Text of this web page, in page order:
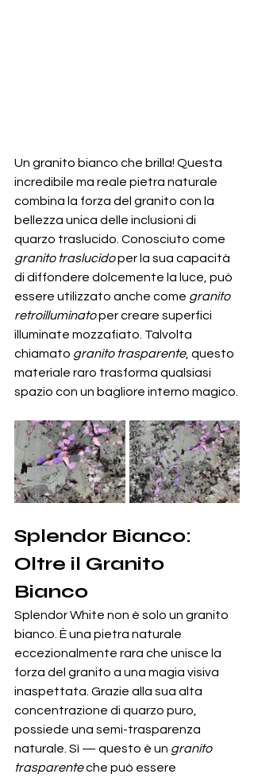
Un granito bianco che brilla! Questa
incredibile ma reale pietra naturale
combina la forza del granito con la
bellezza unica delle inclusioni di
quarzo traslucido. Conosciuto come
granito traslucido per la sua capacità
di diffondere dolcemente la luce, può
essere utilizzato anche come granito
retroilluminato per creare superfici
illuminate mozzafiato. Talvolta
chiamato granito trasparente, questo
materiale raro trasforma qualsiasi
spazio con un bagliore interno magico.
Splendor Bianco:
Oltre il Granito
Bianco
Splendor White non è solo un granito
bianco. È una pietra naturale
eccezionalmente rara che unisce la
forza del granito a una magia visiva
inaspettata. Grazie alla sua alta
concentrazione di quarzo puro,
possiede una semi-trasparenza
naturale. Sì — questo è un granito
trasparente che può essere